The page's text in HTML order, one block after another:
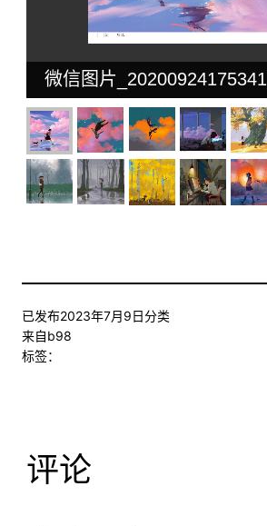
微信图片_20200924175341
已发布2023年7月9日分类
来自b98
标签：
评论